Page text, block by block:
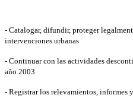
- Catalogar, difundir, proteger
intervenciones urbanas
- Continuar con las actividades
año 2003
- Registrar los relevamientos, informes